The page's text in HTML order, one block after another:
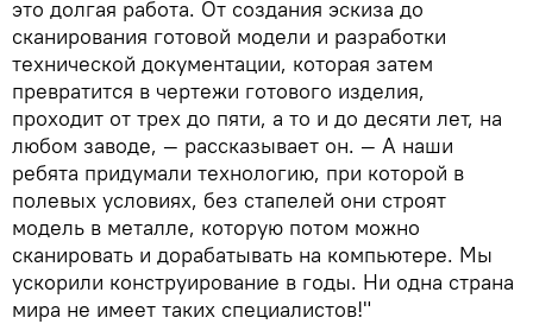
это долгая работа. От создания эскиза до
сканирования готовой модели и разработки
технической документации, которая затем
превратится в чертежи готового изделия,
проходит от трех до пяти, а то и до десяти лет, на
любом заводе, — рассказывает он. — А наши
ребята придумали технологию, при которой в
полевых условиях, без стапелей они строят
модель в металле, которую потом можно
сканировать и дорабатывать на компьютере. Мы
ускорили конструирование в годы. Ни одна страна
мира не имеет таких специалистов!"